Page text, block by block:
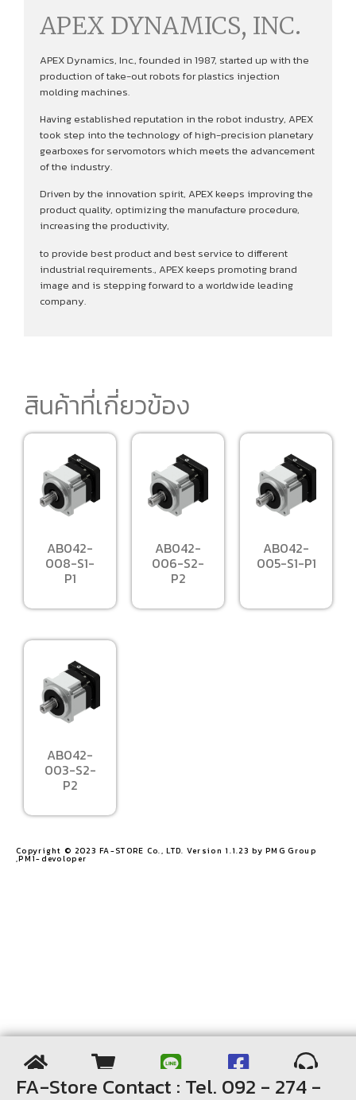
APEX DYNAMICS, INC.
APEX Dynamics, Inc., founded in 1987, started up with the
production of take-out robots for plastics injection
molding machines.
Having established reputation in the robot industry, APEX
took step into the technology of high-precision planetary
gearboxes for servomotors which meets the advancement
of the industry.
Driven by the innovation spirit, APEX keeps improving the
product quality, optimizing the manufacture procedure,
increasing the productivity,
to provide best product and best service to different
industrial requirements., APEX keeps promoting brand
image and is stepping forward to a worldwide leading
company.
สินค้าที่เกี่ยวข้อง
AB042-
008-S1-
P1
AB042-
006-S2-
P2
AB042-
005-S1-P1
AB042-
003-S2-
P2
Copyright © 2023 FA-STORE Co., LTD. Version 1.1.23 by PMG Group
,PM1-devoloper​
FA-Store Contact : Tel. 092 - 274 -